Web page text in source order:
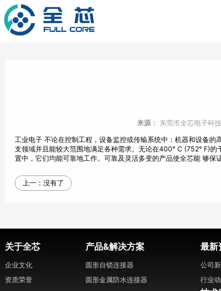
来源： 东莞市全芯电子科
工业电子 不论在控制工程，设备监控或传输系统中：机器和设备
支领域并且能较大范围地满足各种需求。无论在400° C (752° F)
置中，它们均能可靠地工作。可靠及灵活多变的产品使全芯能 够
上一： 没有了
关于全芯
企业文化
资质荣誉
产品&解决方案
圆形自锁连接器
圆形金属防水连接器
最新
公司
行业